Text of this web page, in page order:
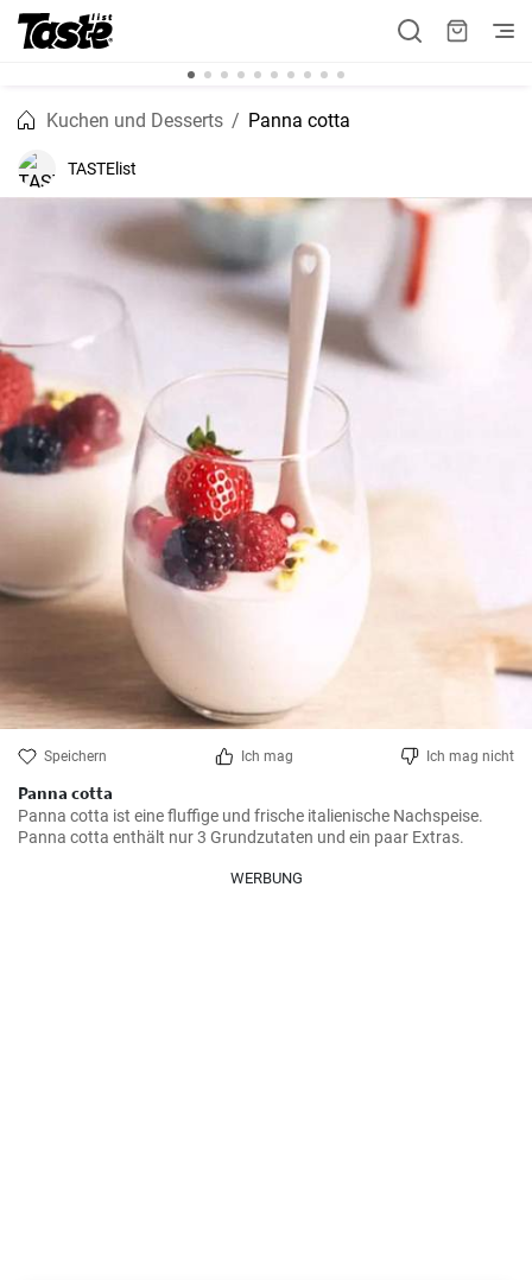
Kuchen und Desserts Panna cotta
TASTElist
Speichern Ich mag Ich mag nicht
Panna cotta
Panna cotta ist eine fluffige und frische italienische Nachspeise.
Panna cotta enthält nur 3 Grundzutaten und ein paar Extras.
WERBUNG